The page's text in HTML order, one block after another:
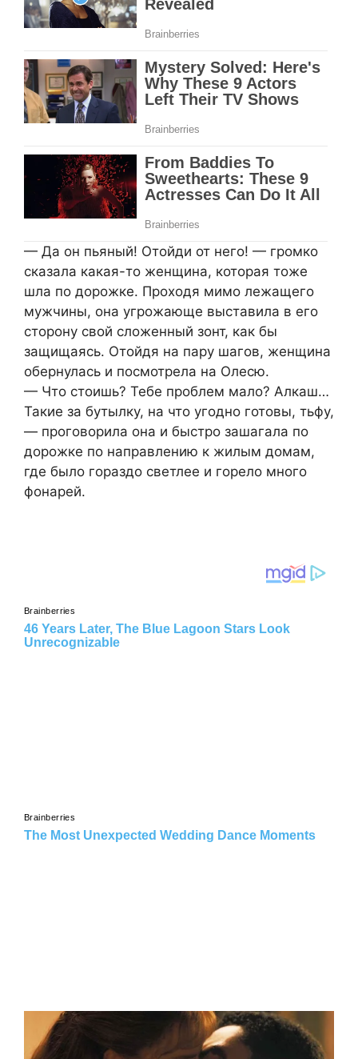
— Да он пьяный! Отойди от него! — громко
сказала какая-то женщина, которая тоже
шла по дорожке. Проходя мимо лежащего
мужчины, она угрожающе выставила в его
сторону свой сложенный зонт, как бы
защищаясь. Отойдя на пару шагов, женщина
обернулась и посмотрела на Олесю.
— Что стоишь? Тебе проблем мало? Алкaш…
Такие за бутылку, на что угодно готовы, тьфу,
— проговорила она и быстро зашагала по
дорожке по направлению к жилым домам,
где было гораздо светлее и горело много
фонарей.